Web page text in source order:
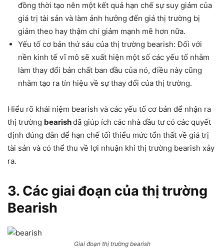
đồng thời tạo nên một kết quả hạn chế sự suy giảm của
giá trị tài sản và làm ảnh hưởng đến giá thị trường bị
giảm theo hay thậm chí giảm mạnh mẽ hơn nữa.
Yếu tố cơ bản thứ sáu của thị trường bearish: Đối với
nền kinh tế vĩ mô sẽ xuất hiện một số các yếu tố nhằm
làm thay đổi bản chất ban đầu của nó, điều này cũng
nhằm tạo ra tín hiệu về sự thay đổi của thị trường.
Hiểu rõ khái niệm bearish và các yếu tố cơ bản để nhận ra
thị trường bearishđã giúp ích các nhà đầu tư có các quyết
định đúng đắn để hạn chế tối thiểu mức tổn thất về giá trị
tài sản và có thể thu về lợi nhuận khi thị trường bearish xảy
ra.
3. Các giai đoạn của thị trường
Bearish
Giai đoạn thị trường bearish